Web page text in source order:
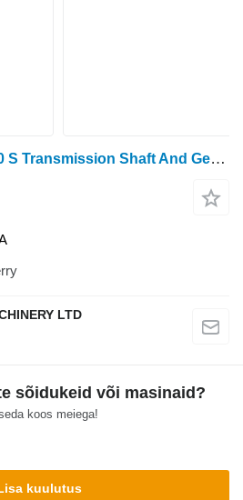
Vahevõll Ford 6610 ,10 S Transmission Shaft And Gear T49 D2nn7061b, C5nn7146a D2NN7061B tüübi jaoks ratastraktori Ford 6610, 5610, 5110, 7610, 6410, 7710, 6610, 7610, 6810, 6710
LTD
sõidukeid või masinaid?
koos meiega!
kuulutus